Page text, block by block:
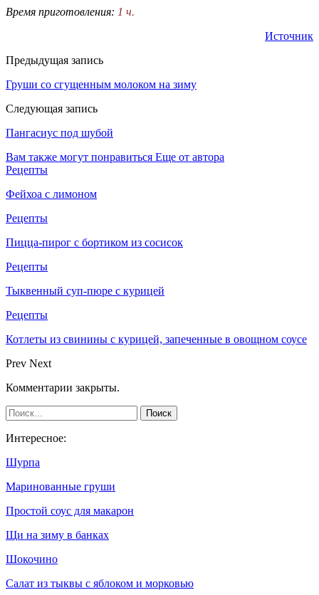
Время приготовления: 1 ч.
Источник
Предыдущая запись
Груши со сгущенным молоком на зиму
Следующая запись
Пангасиус под шубой
Вам также могут понравиться Еще от автора
Рецепты
Фейхоа с лимоном
Рецепты
Пицца-пирог с бортиком из сосисок
Рецепты
Тыквенный суп-пюре с курицей
Рецепты
Котлеты из свинины с курицей, запеченные в овощном соусе
Prev Next
Комментарии закрыты.
Интересное:
Шурпа
Маринованные груши
Простой соус для макарон
Щи на зиму в банках
Шокочино
Салат из тыквы с яблоком и морковью